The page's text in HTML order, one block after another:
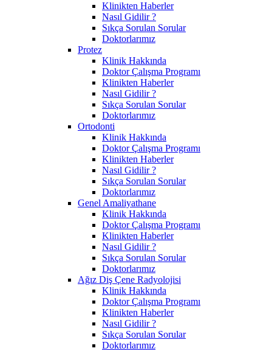
Klinikten Haberler
Nasıl Gidilir ?
Sıkça Sorulan Sorular
Doktorlarımız
Protez
Klinik Hakkında
Doktor Çalışma Programı
Klinikten Haberler
Nasıl Gidilir ?
Sıkça Sorulan Sorular
Doktorlarımız
Ortodonti
Klinik Hakkında
Doktor Çalışma Programı
Klinikten Haberler
Nasıl Gidilir ?
Sıkça Sorulan Sorular
Doktorlarımız
Genel Amaliyathane
Klinik Hakkında
Doktor Çalışma Programı
Klinikten Haberler
Nasıl Gidilir ?
Sıkça Sorulan Sorular
Doktorlarımız
Ağız Diş Çene Radyolojisi
Klinik Hakkında
Doktor Çalışma Programı
Klinikten Haberler
Nasıl Gidilir ?
Sıkça Sorulan Sorular
Doktorlarımız